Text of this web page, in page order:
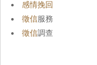
感情挽回
徵信服務
徵信調查